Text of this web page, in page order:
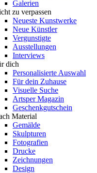
Galerien
zu verpassen
Neueste Kunstwerke
Neue Künstler
Vergunstigte
Ausstellungen
Interviews
dich
Personalisierte Auswahl
Für dein Zuhause
Visuelle Suche
Artsper Magazin
Geschenkgutschein
Material
Gemälde
Skulpturen
Fotografien
Drucke
Zeichnungen
Design